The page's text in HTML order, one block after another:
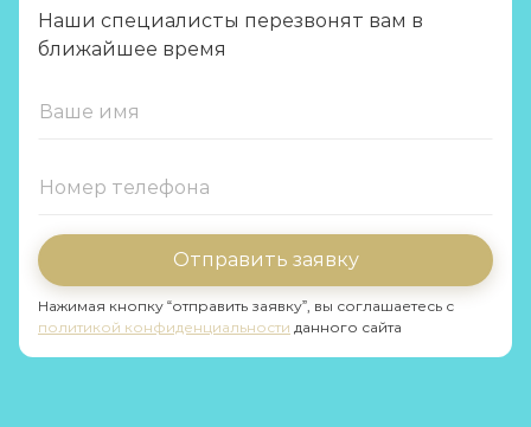
Наши специалисты перезвонят вам в
ближайшее время
Отправить заявку
Нажимая кнопку “отправить заявку”, вы соглашаетесь с
политикой конфиденциальности данного сайта